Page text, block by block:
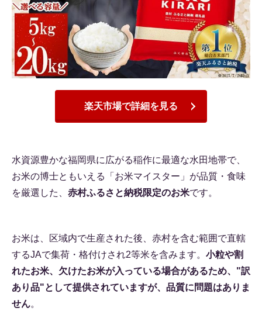
楽天市場で詳細を見る
水資源豊かな福岡県に広がる稲作に最適な水田地帯で、
お米の博士ともいえる「お米マイスター」が品質・食味
を厳選した、 赤村ふるさと納税限定のお米です。
お米は、区域内で生産された後、赤村を含む範囲で直轄
するJAで集荷・格付けされ2等米を含みます。 小粒や割
れたお米、欠けたお米が入っている場合があるため、"訳
あり品"として提供されていますが、品質に問題はありま
せん。